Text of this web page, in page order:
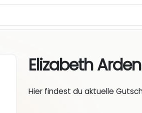
Elizabeth Arden
Hier findest du aktuelle